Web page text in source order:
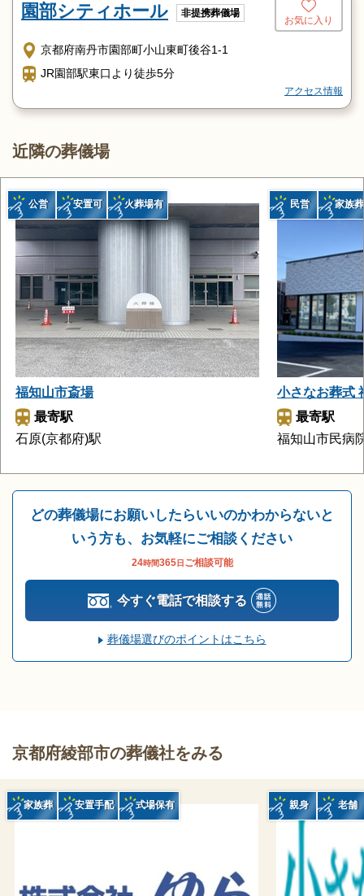
園部シティホール 非提携葬儀場
お気に入り
京都府南丹市園部町小山東町後谷1-1
JR園部駅東口より徒歩5分
アクセス情報
近隣の葬儀場
福知山市斎場
最寄駅
石原(京都府)駅
公営 安置可 火葬場有
小さなお葬式
最寄駅
福知山市民病
民営 家族葬
どの葬儀場にお願いしたらいいのかわからないと
いう方も、お気軽にご相談ください
24時間365日 ご相談可能
今すぐ電話で相談する
葬儀場選びのポイントはこちら
京都府綾部市の葬儀社をみる
家族葬 安置手配 式場保有 親身 老舗